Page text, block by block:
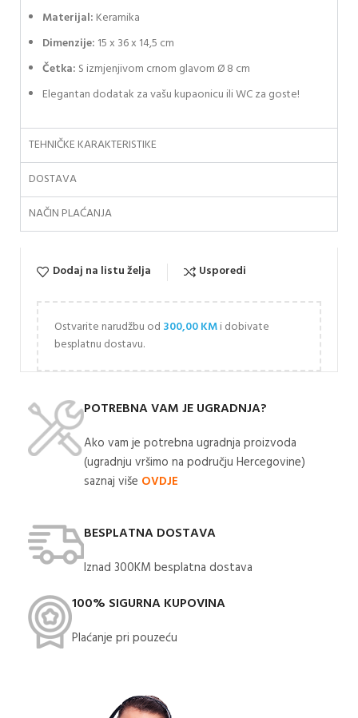
Materijal: Keramika
Dimenzije: 15 x 36 x 14,5 cm
Četka: S izmjenjivom crnom glavom Ø 8 cm
Elegantan dodatak za vašu kupaonicu ili WC za goste!
TEHNIČKE KARAKTERISTIKE
DOSTAVA
NAČIN PLAĆANJA
Dodaj na listu želja Usporedi
Ostvarite narudžbu od 300,00KMi dobivate
besplatnu dostavu.
POTREBNA VAM JE UGRADNJA?
Ako vam je potrebna ugradnja proizvoda
(ugradnju vršimo na području Hercegovine)
saznaj više OVDJE
BESPLATNA DOSTAVA
Iznad 300KM besplatna dostava​
100% SIGURNA KUPOVINA
Plaćanje pri pouzeću